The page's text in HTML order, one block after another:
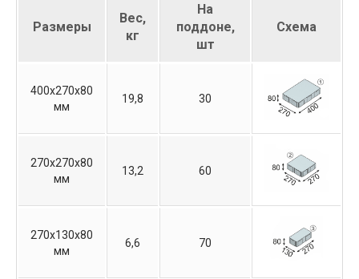
Размеры
Вес,
кг
На
поддоне,
шт
Схема
400х270х80
мм
19,8 30
270х270х80
мм
13,2 60
270х130х80
мм
6,6 70